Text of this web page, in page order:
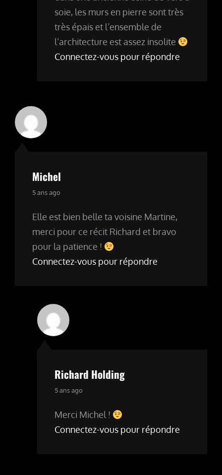
soie, les murs en pierre sont très
très épais et l’ensemble de
l’architecture est assez insolite
Connectez-vous pour répondre
Michel
says:
5 ans ago
Elle est bien belle ta voisine Martine,
merci pour ce récit Richard et bravo
pour la patience !
Connectez-vous pour répondre
Richard Holding
says:
5 ans ago
Merci Michel !
Connectez-vous pour répondre